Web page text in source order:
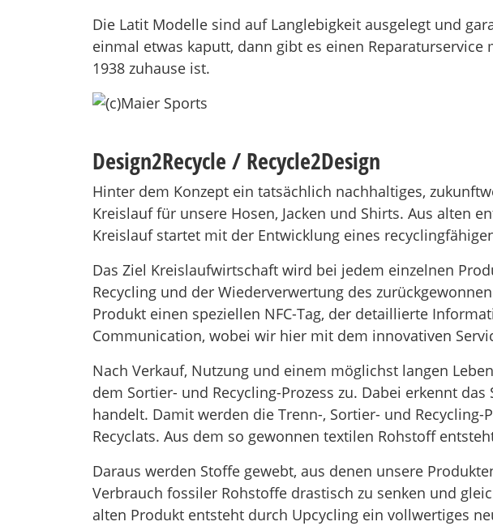
Die Latit Modelle sind auf Langlebigkeit ausgelegt und
einmal etwas kaputt, dann gibt es einen
1938 zuhause ist.
Design2Recycle / Recycle2Design
Hinter dem Konzept ein tatsächlich nachhaltiges,
Kreislauf für unsere Hosen, Jacken und Shirts. Aus alten
Kreislauf startet mit der Entwicklung eines
Das Ziel Kreislaufwirtschaft wird bei jedem einzelnen
Recycling und der Wiederverwertung des
Produkt einen speziellen NFC-Tag, der detaillierte
Communication, wobei wir hier mit dem innovativen
Nach Verkauf, Nutzung und einem möglichst langen
dem Sortier- und Recycling-Prozess zu. Dabei erkennt
handelt. Damit werden die Trenn-, Sortier- und
Recyclats. Aus dem so gewonnen textilen Rohstoff
Daraus werden Stoffe gewebt, aus denen unsere
Verbrauch fossiler Rohstoffe drastisch zu senken und
alten Produkt entsteht durch Upcycling ein vollwertiges